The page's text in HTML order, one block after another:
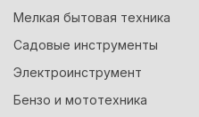
Мелкая бытовая техника
Садовые инструменты
Электроинструмент
Бензо и мототехника